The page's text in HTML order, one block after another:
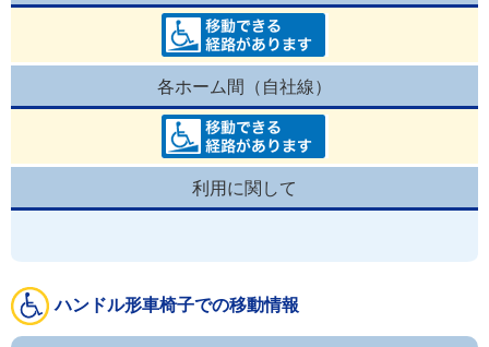
各ホーム間（自社線）
利用に関して
ハンドル形車椅子での移動情報